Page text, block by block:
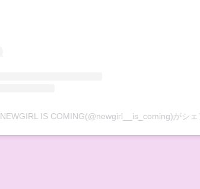
NEWGIRL IS COMING(@newgirl__is_coming)がシ